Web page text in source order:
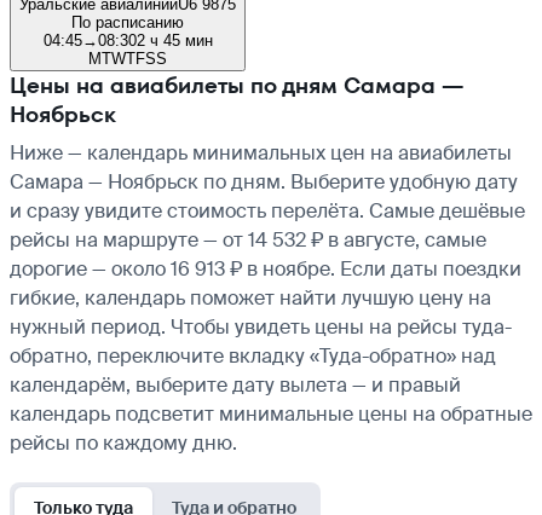
Уральские авиалинииU6 9875
По расписанию
04:45→08:302 ч 45 мин
MTWTFSS
Цены на авиабилеты по дням Самара —
Ноябрьск
Ниже — календарь минимальных цен на авиабилеты
Самара — Ноябрьск по дням. Выберите удобную дату
и сразу увидите стоимость перелёта. Самые дешёвые
рейсы на маршруте — от 14 532 ₽ в августе, самые
дорогие — около 16 913 ₽ в ноябре. Если даты поездки
гибкие, календарь поможет найти лучшую цену на
нужный период. Чтобы увидеть цены на рейсы туда-
обратно, переключите вкладку «Туда-обратно» над
календарём, выберите дату вылета — и правый
календарь подсветит минимальные цены на обратные
рейсы по каждому дню.
Только туда Туда и обратно